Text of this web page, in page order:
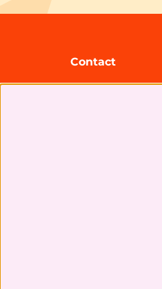
Contact
Theater Zuidplein